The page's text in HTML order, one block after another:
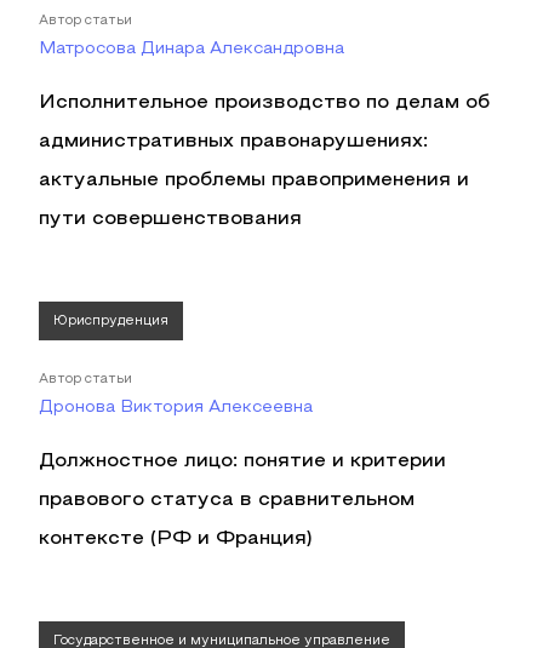
Автор статьи
Матросова Динара Александровна
Исполнительное производство по делам об
административных правонарушениях:
актуальные проблемы правоприменения и
пути совершенствования
Юриспруденция
Автор статьи
Дронова Виктория Алексеевна
Должностное лицо: понятие и критерии
правового статуса в сравнительном
контексте (РФ и Франция)
Государственное и муниципальное управление